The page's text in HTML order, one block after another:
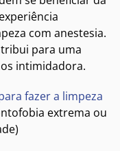
com anestesia.
para uma
intimidadora.
fazer a limpeza
extrema ou